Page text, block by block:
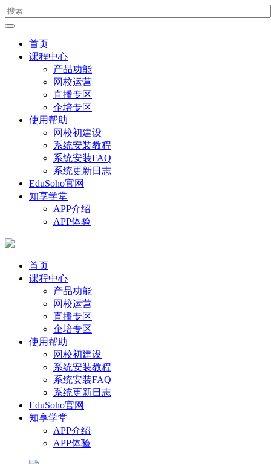
首页
课程中心
产品功能
网校运营
直播专区
企培专区
使用帮助
网校初建设
系统安装教程
系统安装FAQ
系统更新日志
EduSoho官网
知享学堂
APP介绍
APP体验
首页
课程中心
产品功能
网校运营
直播专区
企培专区
使用帮助
网校初建设
系统安装教程
系统安装FAQ
系统更新日志
EduSoho官网
知享学堂
APP介绍
APP体验